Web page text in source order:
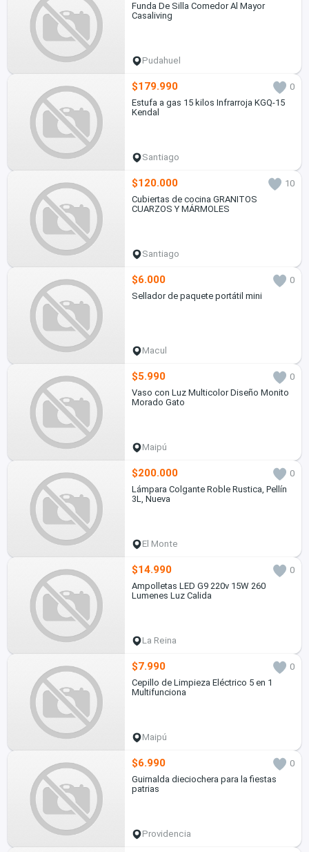
Funda De Silla Comedor Al Mayor
Casaliving
Pudahuel
$179.990
0
Estufa a gas 15 kilos Infrarroja KGQ-15
Kendal
Santiago
$120.000
10
Cubiertas de cocina GRANITOS
CUARZOS Y MÁRMOLES
Santiago
$6.000
0
Sellador de paquete portátil mini
Macul
$5.990
0
Vaso con Luz Multicolor Diseño Monito
Morado Gato
Maipú
$200.000
0
Lámpara Colgante Roble Rustica, Pellín
3L, Nueva
El Monte
$14.990
0
Ampolletas LED G9 220v 15W 260
Lumenes Luz Calida
La Reina
$7.990
0
Cepillo de Limpieza Eléctrico 5 en 1
Multifunciona
Maipú
$6.990
0
Guirnalda dieciochera para la fiestas
patrias
Providencia